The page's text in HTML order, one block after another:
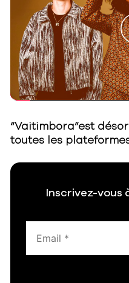
“Vaitimbora”est
toutes les
Inscrivez-vous